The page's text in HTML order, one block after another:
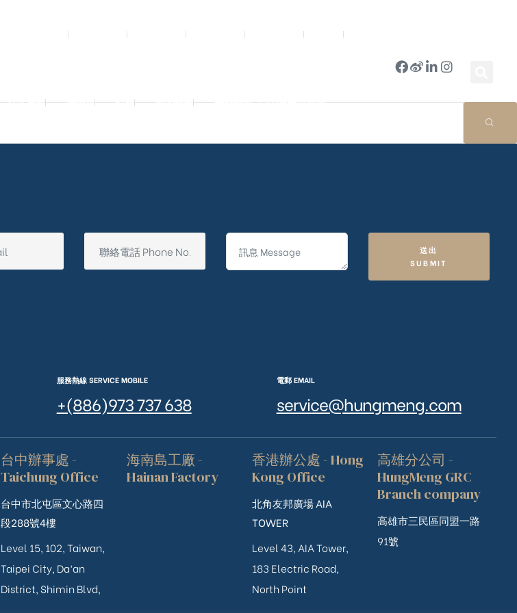
3D數位設計院 規劃設計 工程實績 新聞中心 公司簡報 商店
法式御墅 購物車 結帳 我的帳號 豪門國際 ｜ 50週年里程碑
送出
SUBMIT
服務熱線 SERVICE MOBILE
+(886)973 737 638
電郵 EMAIL
service@hungmeng.com
台中辦事處 -
Taichung Office
台中市北屯區文心路四
段288號4樓
Level 15, 102, Taiwan,
Taipei City, Da’an
District, Shimin Blvd,
海南島工廠 -
Hainan Factory
香港辦公處 - Hong
Kong Office
北角友邦廣場 AIA
TOWER
Level 43, AIA Tower,
183 Electric Road,
North Point
高雄分公司 -
HungMeng GRC
Branch company
高雄市三民區同盟一路
91號